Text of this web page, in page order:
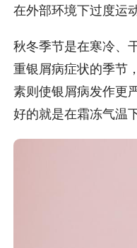
在外部环境下过度运动
秋冬季节是在寒冷、
重银屑病症状的季节
素则使银屑病发作更
好的就是在霜冻气温